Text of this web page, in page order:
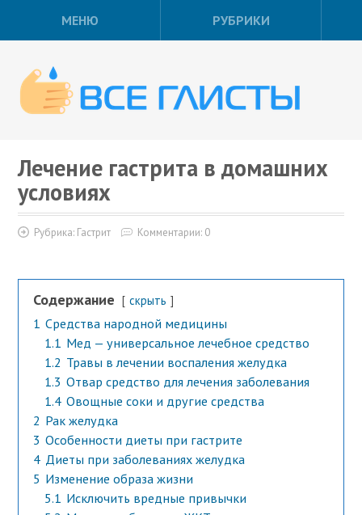
МЕНЮ РУБРИКИ
Лечение гастрита в домашних
условиях
Рубрика: Гастрит Комментарии: 0
Содержание скрыть
1 Средства народной медицины
1.1 Мед — универсальное лечебное средство
1.2 Травы в лечении воспаления желудка
1.3 Отвар средство для лечения заболевания
1.4 Овощные соки и другие средства
2 Рак желудка
3 Особенности диеты при гастрите
4 Диеты при заболеваниях желудка
5 Изменение образа жизни
5.1 Исключить вредные привычки